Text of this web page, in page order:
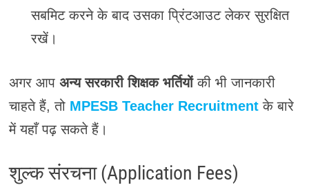
सबमिट करने के बाद उसका प्रिंटआउट लेकर सुरक्षित
रखें।
अगर आप अन्य सरकारी शिक्षक भर्तियोंकी भी जानकारी
चाहते हैं, तो MPESB Teacher Recruitmentके बारे
में यहाँ पढ़ सकते हैं।
शुल्क संरचना (Application Fees)